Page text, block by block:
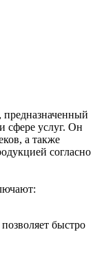
сфере услуг. Он
а также
согласно
быстро